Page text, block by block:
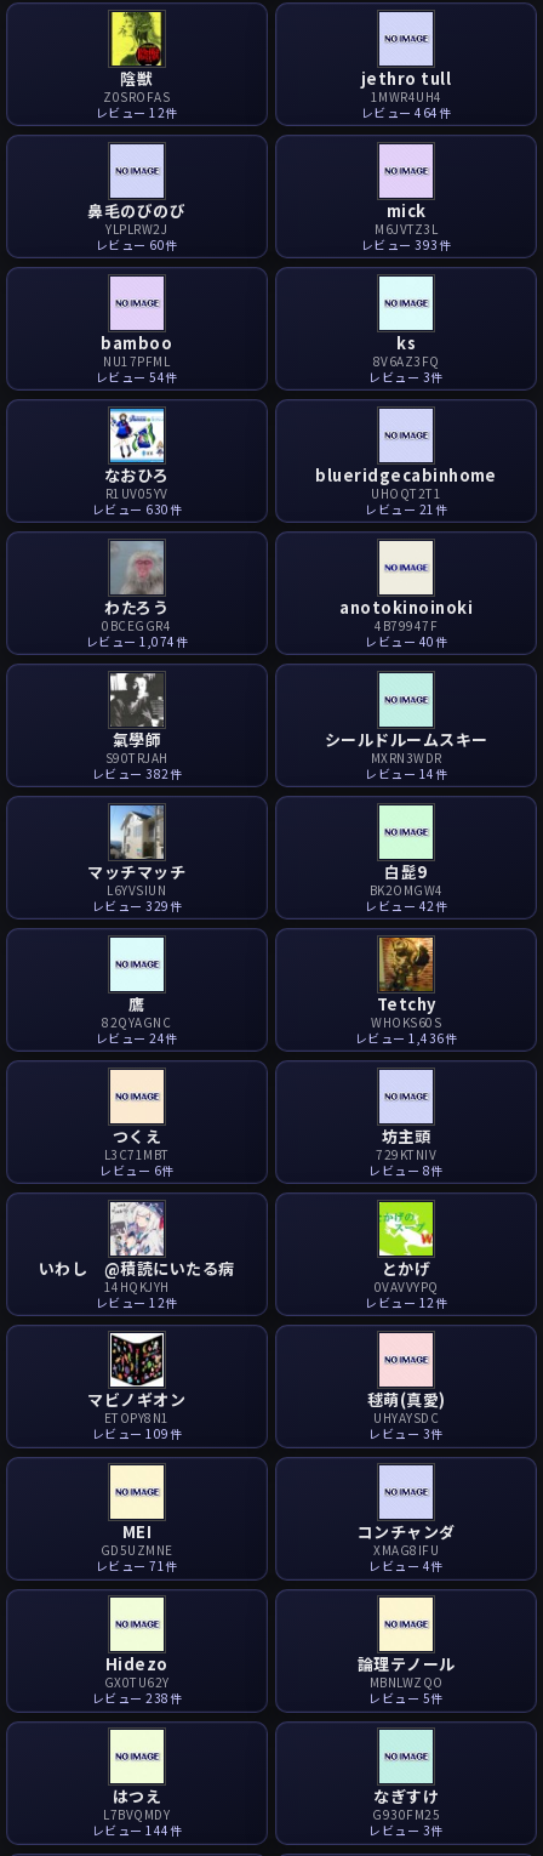
陰獣
Z0SROFAS
レビュー 12件
jethro tull
1MWR4UH4
レビュー 464件
鼻毛のびのび
YLPLRW2J
レビュー 60件
mick
M6JVTZ3L
レビュー 393件
bamboo
NU17PFML
レビュー 54件
ks
8V6AZ3FQ
レビュー 3件
なおひろ
R1UV05YV
レビュー 630件
blueridgecabinhome
UHOQT2T1
レビュー 21件
わたろう
0BCEGGR4
レビュー 1,074件
anotokinoinoki
4B79947F
レビュー 40件
氣學師
S90TRJAH
レビュー 382件
シールドルームスキー
MXRN3WDR
レビュー 14件
マッチマッチ
L6YVSIUN
レビュー 329件
白髭9
BK2OMGW4
レビュー 42件
鷹
82QYAGNC
レビュー 24件
Tetchy
WHOKS60S
レビュー 1,436件
つくえ
L3C71MBT
レビュー 6件
坊主頭
729KTNIV
レビュー 8件
いわし @積読にいたる病
14HQKJYH
レビュー 12件
とかげ
0VAVVYPQ
レビュー 12件
マビノギオン
ETOPY8N1
レビュー 109件
毬萌(真愛)
UHYAYSDC
レビュー 3件
MEI
GD5UZMNE
レビュー 71件
コンチャンダ
XMAG8IFU
レビュー 4件
Hidezo
GX0TU62Y
レビュー 238件
論理テノール
MBNLWZQO
レビュー 5件
はつえ
L7BVQMDY
レビュー 144件
なぎすけ
G930FM25
レビュー 3件